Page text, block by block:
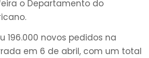
o Departamento do
196.000 novos pedidos na
em 6 de abril, com um total